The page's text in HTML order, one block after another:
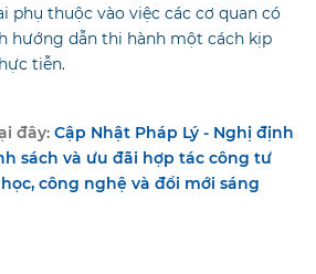
phụ thuộc vào việc các cơ quan có
hướng dẫn thi hành một cách kịp
tiễn.
đây: Cập Nhật Pháp Lý - Nghị định
sách và ưu đãi hợp tác công tư
công nghệ và đổi mới sáng